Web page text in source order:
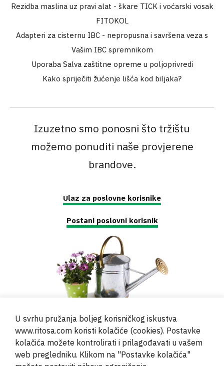
Rezidba maslina uz pravi alat - škare TICK i voćarski vosak
FITOKOL
Adapteri za cisternu IBC - nepropusna i savršena veza s
Vašim IBC spremnikom
Uporaba Salva zaštitne opreme u poljoprivredi
Kako spriječiti žućenje lišća kod biljaka?
Izuzetno smo ponosni što tržištu
možemo ponuditi naše provjerene
brandove.
Ulaz za poslovne korisnike
Postani poslovni korisnik
© 2000 - 2024 Brati Ritoša d.o.o.
U svrhu pružanja boljeg korisničkog iskustva
www.ritosa.com koristi kolačiće (cookies). Postavke
kolačića možete kontrolirati i prilagođavati u vašem
web pregledniku. Klikom na "Postavke kolačića"